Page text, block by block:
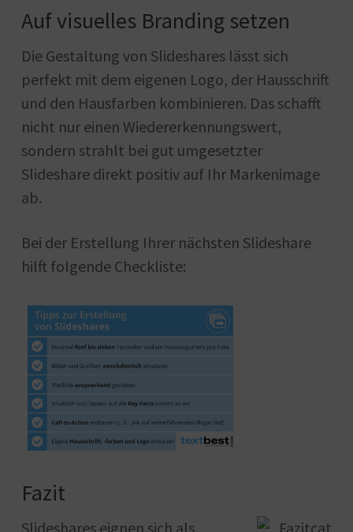
Auf visuelles Branding setzen
Die Gestaltung von Slideshares lässt sich
perfekt mit dem eigenen Logo, der Hausschrift
und den Hausfarben kombinieren. Das schafft
nicht nur einen Wiedererkennungswert,
sondern strahlt bei gut umgesetzter
Slideshare direkt positiv auf Ihr Markenimage
ab.
Bei der Erstellung Ihrer nächsten Slideshare
hilft folgende Checkliste:
Fazit
Slideshares eignen sich als